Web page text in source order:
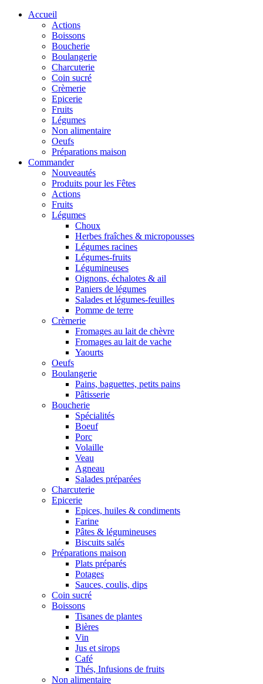
Accueil
Actions
Boissons
Boucherie
Boulangerie
Charcuterie
Coin sucré
Crèmerie
Epicerie
Fruits
Légumes
Non alimentaire
Oeufs
Préparations maison
Commander
Nouveautés
Produits pour les Fêtes
Actions
Fruits
Légumes
Choux
Herbes fraîches & micropousses
Légumes racines
Légumes-fruits
Légumineuses
Oignons, échalotes & ail
Paniers de légumes
Salades et légumes-feuilles
Pomme de terre
Crèmerie
Fromages au lait de chèvre
Fromages au lait de vache
Yaourts
Oeufs
Boulangerie
Pains, baguettes, petits pains
Pâtisserie
Boucherie
Spécialités
Boeuf
Porc
Volaille
Veau
Agneau
Salades préparées
Charcuterie
Epicerie
Epices, huiles & condiments
Farine
Pâtes & légumineuses
Biscuits salés
Préparations maison
Plats préparés
Potages
Sauces, coulis, dips
Coin sucré
Boissons
Tisanes de plantes
Bières
Vin
Jus et sirops
Café
Thés, Infusions de fruits
Non alimentaire